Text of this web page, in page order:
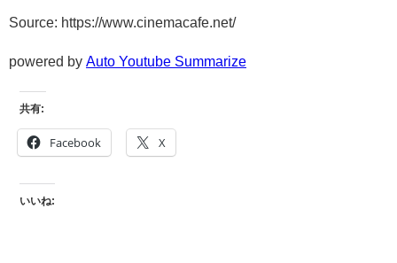
Source: https://www.cinemacafe.net/
powered by Auto Youtube Summarize
共有:
Facebook X
いいね: